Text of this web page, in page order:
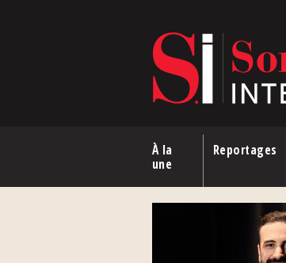
À la
une
Reportages